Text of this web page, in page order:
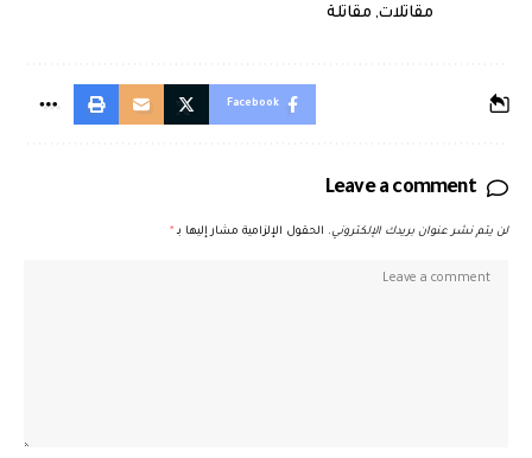
مقاتلات, مقاتلة
Facebook
Leave a comment
لن يتم نشر عنوان بريدك الإلكتروني. الحقول الإلزامية مشار إليها بـ *